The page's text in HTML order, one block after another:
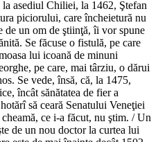
la asediul Chiliei, la 1462, Ştefan
piciorului, care încheietură nu
de un om de ştiinţă, îi vor spune
Se făcuse o fistulă, pe care
lui icoană de minuni
pe care, mai târziu, o dărui
Se vede, însă, că, la 1475,
încât sănătatea de fier a
să ceară Senatului Veneţiei
ce i-a făcut, nu ştim. / Un
de un nou doctor la curtea lui